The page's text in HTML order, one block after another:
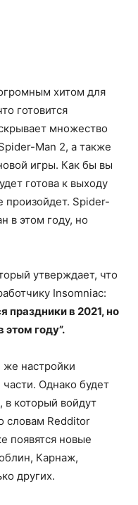
хитом для
готовится
множество
Man 2, а также
игры. Как бы вы
готова к выходу
произойдет. Spider-
в этом году, но
утверждает, что
Insomniac:
праздники в 2021, но
году”.
же настройки
Однако будет
который войдут
словам Redditor
появятся новые
Карнаж,
других.